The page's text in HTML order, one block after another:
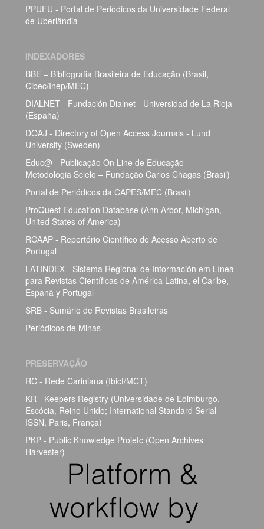
PPUFU - Portal de Periódicos da Universidade Federal
de Uberlândia
INDEXADORES
BBE – Bibliografia Brasileira de Educação (Brasil,
Cibec/Inep/MEC)
DIALNET - Fundación Dialnet - Universidad de La Rioja
(España)
DOAJ - Directory of Open Access Journals - Lund
University (Sweden)
Educ@ - Publicação On Line de Educação –
Metodologia Scielo – Fundação Carlos Chagas (Brasil)
Portal de Periódicos da CAPES/MEC (Brasil)
ProQuest Education Database (Ann Arbor, Michigan,
United States of America)
RCAAP - Repertório Científico de Acesso Aberto de
Portugal
LATINDEX - Sistema Regional de Información em Línea
para Revistas Científicas de América Latina, el Caribe,
Espanã y Portugal
SRB - Sumário de Revistas Brasileiras
Periódicos de Minas
PRESERVAÇÃO
RC - Rede Cariniana (Ibict/MCT)
KR - Keepers Registry (Universidade de Edimburgo,
Escócia, Reino Unido; International Standard Serial -
ISSN, Paris, França)
PKP - Public Knowledge Projetc (Open Archives
Harvester)